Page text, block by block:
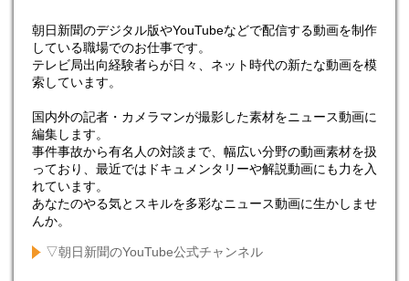
朝日新聞のデジタル版やYouTubeなどで配信する動画を制作
している職場でのお仕事です。
テレビ局出向経験者らが日々、ネット時代の新たな動画を模
索しています。
国内外の記者・カメラマンが撮影した素材をニュース動画に
編集します。
事件事故から有名人の対談まで、幅広い分野の動画素材を扱
っており、最近ではドキュメンタリーや解説動画にも力を入
れています。
あなたのやる気とスキルを多彩なニュース動画に生かしませ
んか。
▽朝日新聞のYouTube公式チャンネル